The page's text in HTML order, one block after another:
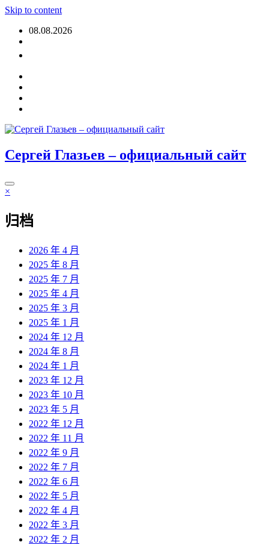
Skip to content
08.08.2026
Сергей Глазьев – официальный сайт
×
归档
2026 年 4 月
2025 年 8 月
2025 年 7 月
2025 年 4 月
2025 年 3 月
2025 年 1 月
2024 年 12 月
2024 年 8 月
2024 年 1 月
2023 年 12 月
2023 年 10 月
2023 年 5 月
2022 年 12 月
2022 年 11 月
2022 年 9 月
2022 年 7 月
2022 年 6 月
2022 年 5 月
2022 年 4 月
2022 年 3 月
2022 年 2 月